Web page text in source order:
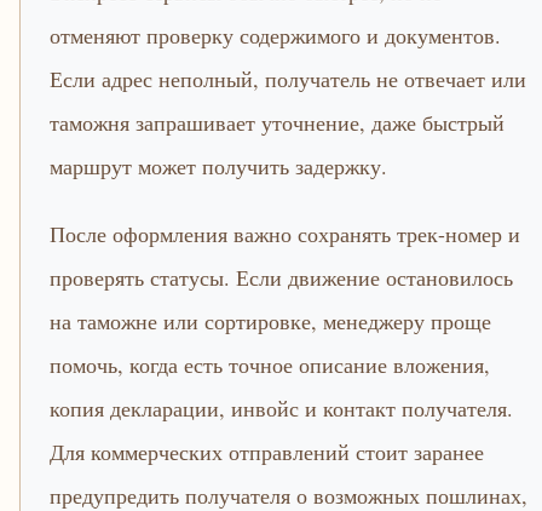
отменяют проверку содержимого и документов.
Если адрес неполный, получатель не отвечает или
таможня запрашивает уточнение, даже быстрый
маршрут может получить задержку.
После оформления важно сохранять трек-номер и
проверять статусы. Если движение остановилось
на таможне или сортировке, менеджеру проще
помочь, когда есть точное описание вложения,
копия декларации, инвойс и контакт получателя.
Для коммерческих отправлений стоит заранее
предупредить получателя о возможных пошлинах,